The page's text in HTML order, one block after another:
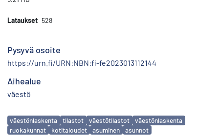
Lataukset 528
Pysyvä osoite
https://urn.fi/URN:NBN:fi-fe2023013112144
Aihealue
väestö
Avainsanat
väestönlaskenta tilastot väestötilastot
väestönlaskenta
ruokakunnat
kotitaloudet asuminen asunnot